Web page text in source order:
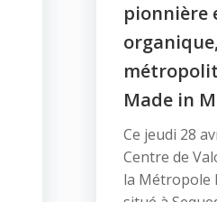
pionnière
Made in
Ce jeudi 28
Centre de
la Métropole